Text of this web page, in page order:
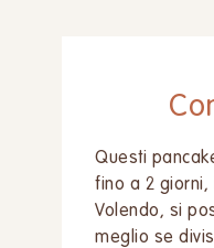
Questi
fino a 2 giorni,
Volendo, si
meglio se